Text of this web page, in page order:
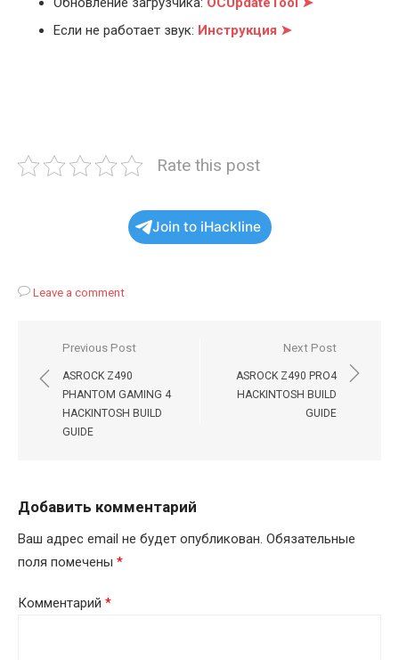
Если не работает звук: Инструкция ➤
Rate this post
Join to iHackline
Leave a comment
Навигация
по
записям
Previous Post
ASROCK Z490
PHANTOM GAMING 4
HACKINTOSH BUILD
GUIDE
Next Post
ASROCK Z490 PRO4
HACKINTOSH BUILD
GUIDE
Добавить комментарий
Ваш адрес email не будет опубликован. Обязательные
поля помечены *
Комментарий *